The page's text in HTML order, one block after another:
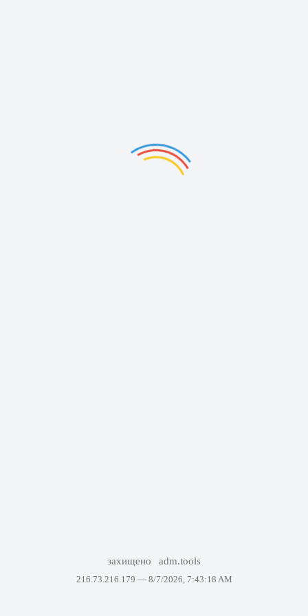
захищено adm.tools
216.73.216.179 — 8/7/2026, 7:43:18 AM